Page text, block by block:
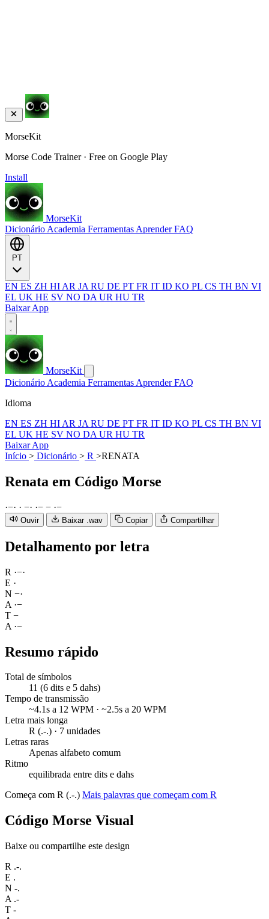
MorseKit
Morse Code Trainer · Free on Google Play
Install
MorseKit
Dicionário Academia Ferramentas AprenderFAQ
EN ES ZH HI AR JA RU DE PT FR IT ID KO PL CS TH BN VI
EL UK HE SV NO DA UR HU TR
Baixar App
MorseKit
Dicionário Academia Ferramentas AprenderFAQ
Idioma
EN ES ZH HI AR JA RU DE PT FR IT ID KO PL CS TH BN VI
EL UK HE SV NO DA UR HU TR
Baixar App
Início > Dicionário > R >RENATA
Renata em Código Morse
·−· · −· ·− − ·−
Ouvir Baixar .wav Copiar Compartilhar
Detalhamento por letra
R ·−·
E ·
N −·
A ·−
T −
A ·−
Resumo rápido
Total de símbolos
11 (6 dits e 5 dahs)
Tempo de transmissão
~4.1s a 12 WPM · ~2.5s a 20 WPM
Letra mais longa
R (.-.) · 7 unidades
Letras raras
Apenas alfabeto comum
Ritmo
equilibrada entre dits e dahs
Começa com R (.-.) Mais palavras que começam com R
Código Morse Visual
Baixe ou compartilhe este design
R .-.
E .
N -.
A .-
T -